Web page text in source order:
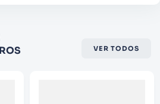
producto de 1 a 5
VER TODOS